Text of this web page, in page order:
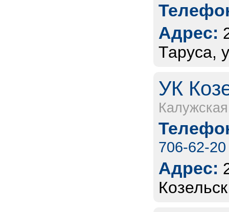
Адрес:
Таруса,
УК
706-62-20
Адрес: